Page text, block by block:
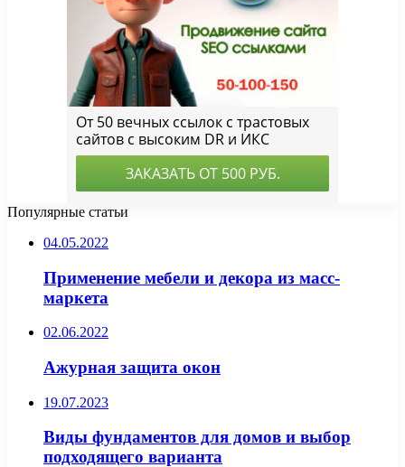
Популярные статьи
04.05.2022
Применение мебели и декора из масс-
маркета
02.06.2022
Ажурная защита окон
19.07.2023
Виды фундаментов для домов и выбор
подходящего варианта